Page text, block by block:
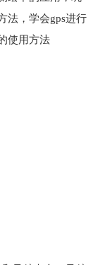
法，学会gps进行
使用方法